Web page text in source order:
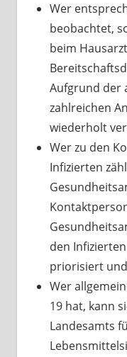
Wer
beobachtet,
beim
Aufgrund der
zahlreichen
wiederholt
Wer zu den
Infizierten
den
priorisiert
Wer
19 hat, kann
Landesamts